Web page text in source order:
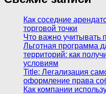
Как соседние
торговой точки
Что важно учитывать
Льготная программа
территорий: как
условиям
Title: Легализация
оформление права
Как компании